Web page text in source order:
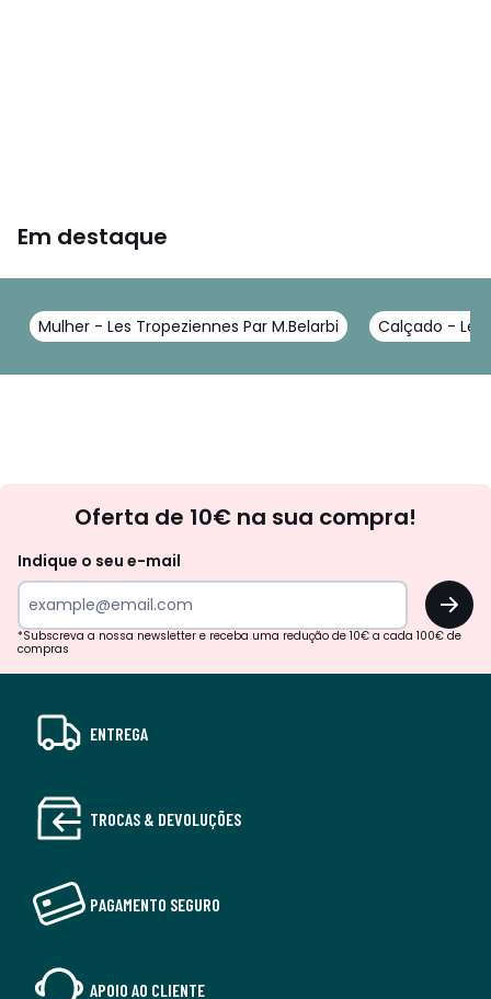
Em destaque
Mulher - Les Tropeziennes Par M.Belarbi Calçado - Les
Oferta de 10€ na sua compra!
Indique o seu e-mail
OK
*Subscreva a nossa newsletter e receba uma redução de 10€ a cada 100€ de
compras
ENTREGA
TROCAS & DEVOLUÇÕES
PAGAMENTO SEGURO
APOIO AO CLIENTE